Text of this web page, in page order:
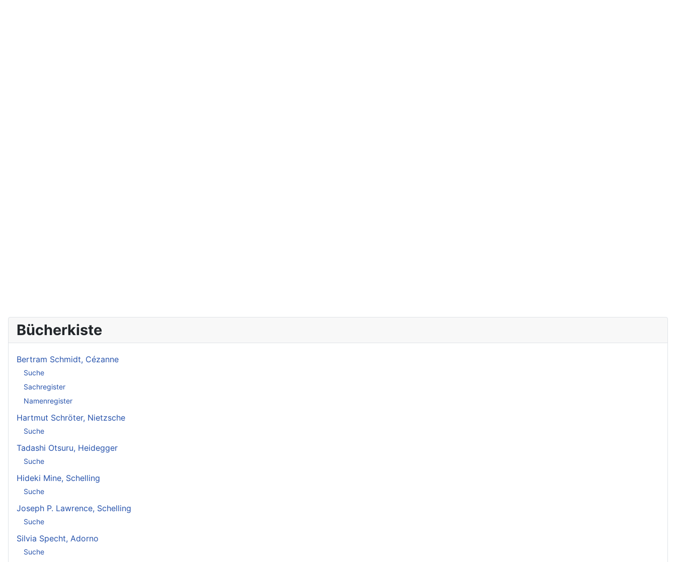
Bücherkiste
Bertram Schmidt, Cézanne
Suche
Sachregister
Namenregister
Hartmut Schröter, Nietzsche
Suche
Tadashi Otsuru, Heidegger
Suche
Hideki Mine, Schelling
Suche
Joseph P. Lawrence, Schelling
Suche
Silvia Specht, Adorno
Suche